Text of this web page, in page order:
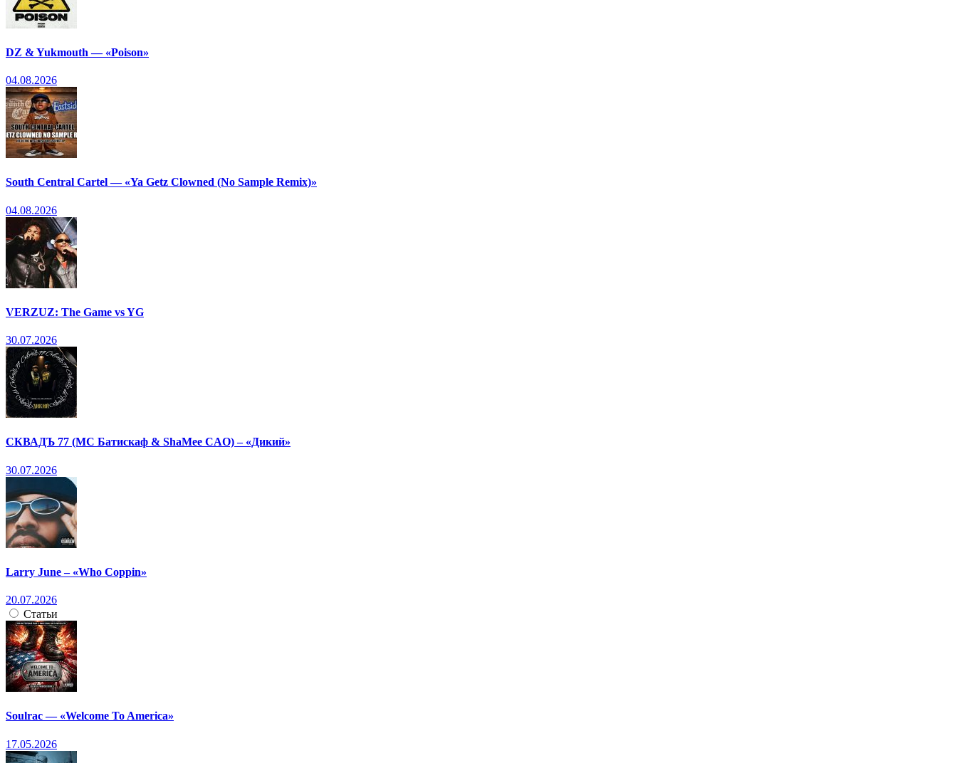
DZ & Yukmouth — «Poison»
04.08.2026
South Central Cartel — «Ya Getz Clowned (No Sample Remix)»
04.08.2026
VERZUZ: The Game vs YG
30.07.2026
СКВАДЪ 77 (МС Батискаф & ShaMee CAO) – «Дикий»
30.07.2026
Larry June – «Who Coppin»
20.07.2026
Статьи
Soulrac — «Welcome To America»
17.05.2026